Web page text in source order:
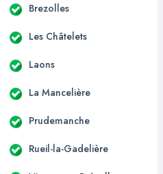
Brezolles
Les Châtelets
Laons
La Mancelière
Prudemanche
Rueil-la-Gadelière